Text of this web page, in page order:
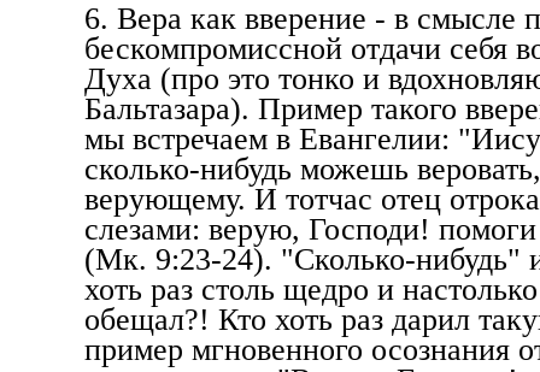
6. Вера как вверение - в смысле
бескомпромиссной отдачи себя
Духа (про это тонко и
Бальтазара). Пример такого
мы встречаем в Евангелии:
сколько-нибудь можешь
верующему. И тотчас отец
слезами: верую, Господи!
(Мк. 9:23-24). "Сколько-нибудь"
хоть раз столь щедро и
обещал?! Кто хоть раз дарил
пример мгновенного осознания